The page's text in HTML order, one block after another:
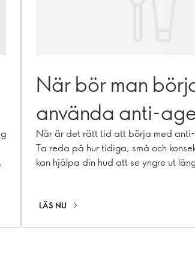
När bör man
använda anti-
hudvård?
När är det rätt tid att börja med
Ta reda på hur tidiga, små och
kan hjälpa din hud att se yngre ut
LÄS NU